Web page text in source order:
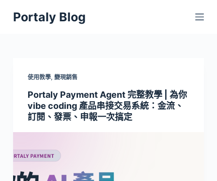
跳
至
Portaly Blog
使用教學, 變現銷售
Portaly Payment Agent 完整教學 | 為你
vibe coding 產品串接交易系統：金流、
訂閱、發票、申報一次搞定